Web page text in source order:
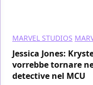
MARVEL STUDIOS
Jessica Jones:
vorrebbe tornare
detective nel MCU